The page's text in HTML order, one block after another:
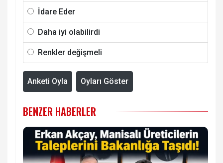
İdare Eder
Daha iyi olabilirdi
Renkler değişmeli
Anketi Oyla Oyları Göster
BENZER HABERLER